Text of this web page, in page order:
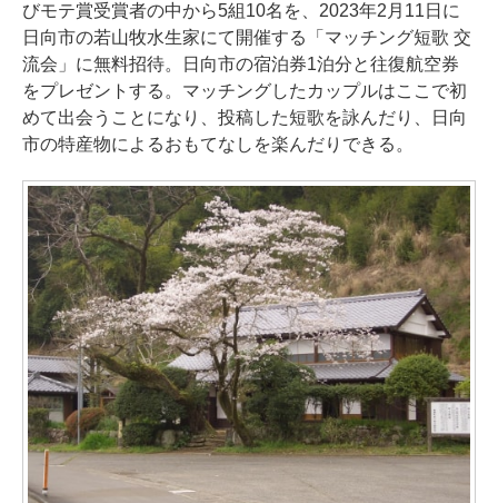
びモテ賞受賞者の中から5組10名を、2023年2月11日に
日向市の若山牧水生家にて開催する「マッチング短歌 交
流会」に無料招待。日向市の宿泊券1泊分と往復航空券
をプレゼントする。マッチングしたカップルはここで初
めて出会うことになり、投稿した短歌を詠んだり、日向
市の特産物によるおもてなしを楽んだりできる。